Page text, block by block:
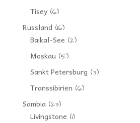
Tisey(6)
Russland(16)
Baikal-See (2)
Moskau(5)
Sankt Petersburg (3)
Transsibirien (6)
Sambia(23)
Livingstone (1)